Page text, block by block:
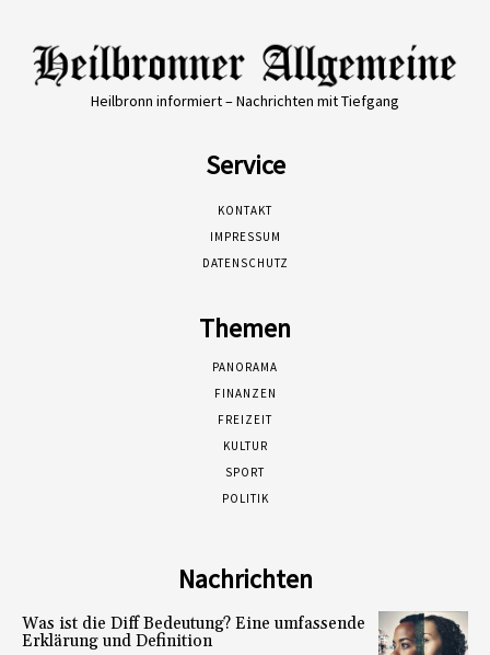
Heilbronn informiert – Nachrichten mit Tiefgang
Service
KONTAKT
IMPRESSUM
DATENSCHUTZ
Themen
PANORAMA
FINANZEN
FREIZEIT
KULTUR
SPORT
POLITIK
Nachrichten
Was ist die Diff Bedeutung? Eine umfassende
Erklärung und Definition